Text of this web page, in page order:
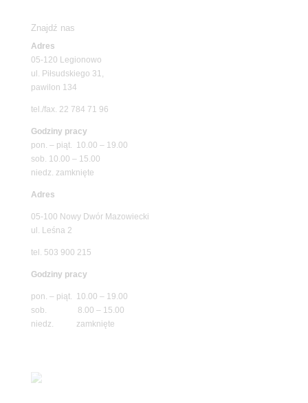
Znajdź nas
Adres
05-120 Legionowo
ul. Piłsudskiego 31,
pawilon 134
tel./fax. 22 784 71 96
Godziny pracy
pon. – piąt. 10.00 – 19.00
sob. 10.00 – 15.00
niedz. zamknięte
Adres
05-100 Nowy Dwór Mazowiecki
ul. Leśna 2
tel. 503 900 215
Godziny pracy
pon. – piąt. 10.00 – 19.00
sob. 8.00 – 15.00
niedz. zamknięte